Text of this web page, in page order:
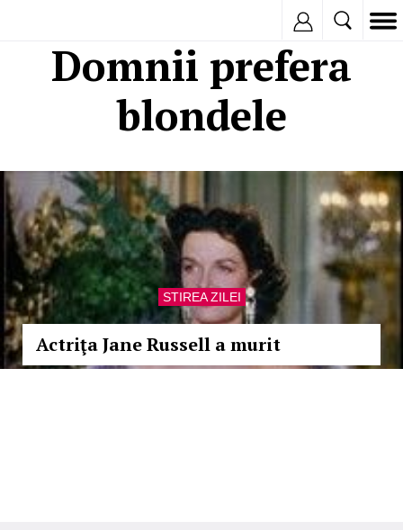
Domnii prefera
blondele
STIREA ZILEI
Actriţa Jane Russell a murit